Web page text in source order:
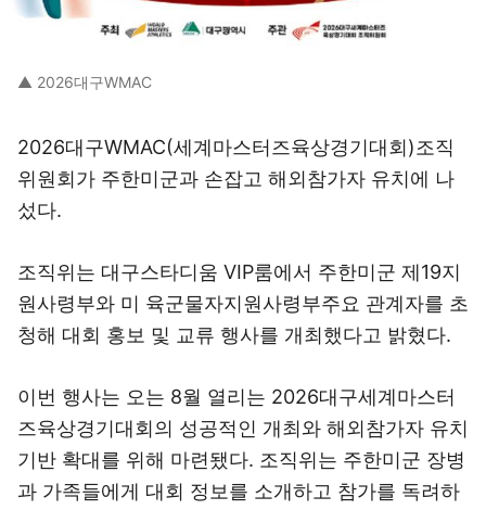
▲ 2026대구WMAC
2026대구WMAC(세계마스터즈육상경기대회)조직
위원회가 주한미군과 손잡고 해외참가자 유치에 나
섰다.
조직위는 대구스타디움 VIP룸에서 주한미군 제19지
원사령부와 미 육군물자지원사령부주요 관계자를 초
청해 대회 홍보 및 교류 행사를 개최했다고 밝혔다.
이번 행사는 오는 8월 열리는 2026대구세계마스터
즈육상경기대회의 성공적인 개최와 해외참가자 유치
기반 확대를 위해 마련됐다. 조직위는 주한미군 장병
과 가족들에게 대회 정보를 소개하고 참가를 독려하